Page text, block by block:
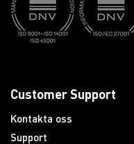
Customer Support
Kontakta oss
Support